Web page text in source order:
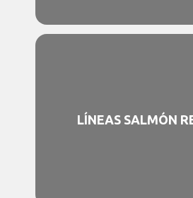
LÍNEAS SALMÓN